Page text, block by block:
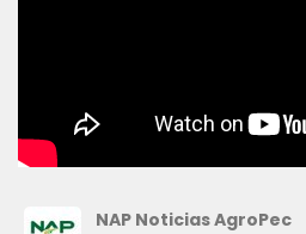
NAP Noticias AgroPec